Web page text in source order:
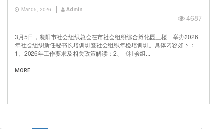
Mar 05, 2026 Admin
4687
3月5日，襄阳市社会组织总会在市社会组织综合孵化园三楼，举办2026
年社会组织新任秘书长培训班暨社会组织年检培训班。具体内容如下：
1、2026年工作要求及相关政策解读；2、《社会组...
MORE